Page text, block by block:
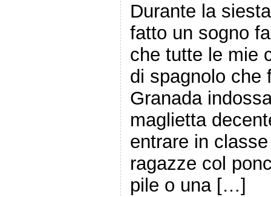
Durante la
fatto un sogno
che tutte le mie
di spagnolo che
Granada
maglietta
entrare in
ragazze col
pile o una […]